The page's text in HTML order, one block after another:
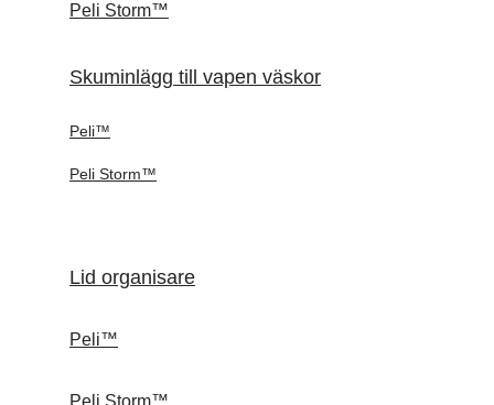
Peli Storm™
Skuminlägg till vapen väskor
Peli™
Peli Storm™
Lid organisare
Peli™
Peli Storm™